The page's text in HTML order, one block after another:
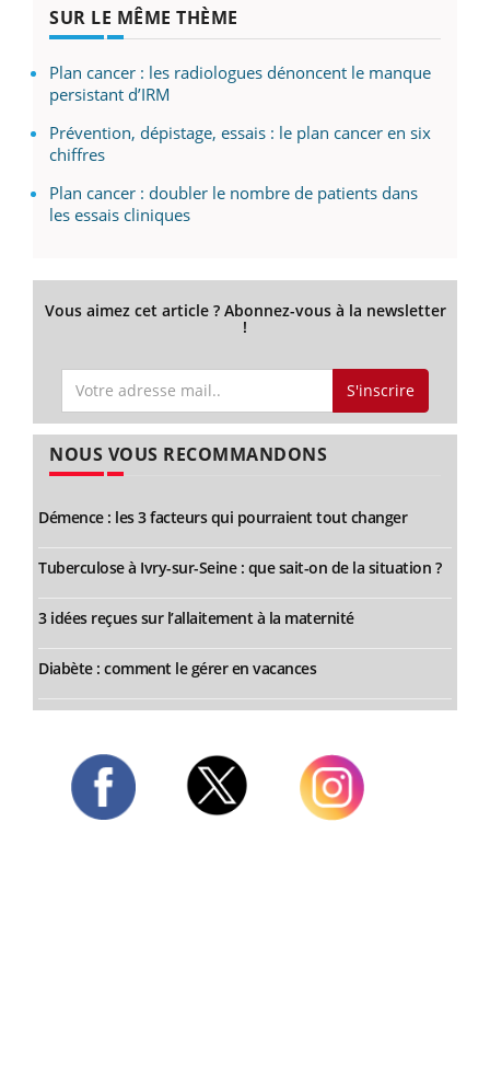
SUR LE MÊME THÈME
Plan cancer : les radiologues dénoncent le manque
persistant d’IRM
Prévention, dépistage, essais : le plan cancer en six
chiffres
Plan cancer : doubler le nombre de patients dans
les essais cliniques
Vous aimez cet article ? Abonnez-vous à la newsletter
!
S'inscrire
NOUS VOUS RECOMMANDONS
Démence : les 3 facteurs qui pourraient tout changer
Tuberculose à Ivry-sur-Seine : que sait-on de la situation ?
3 idées reçues sur l’allaitement à la maternité
Diabète : comment le gérer en vacances